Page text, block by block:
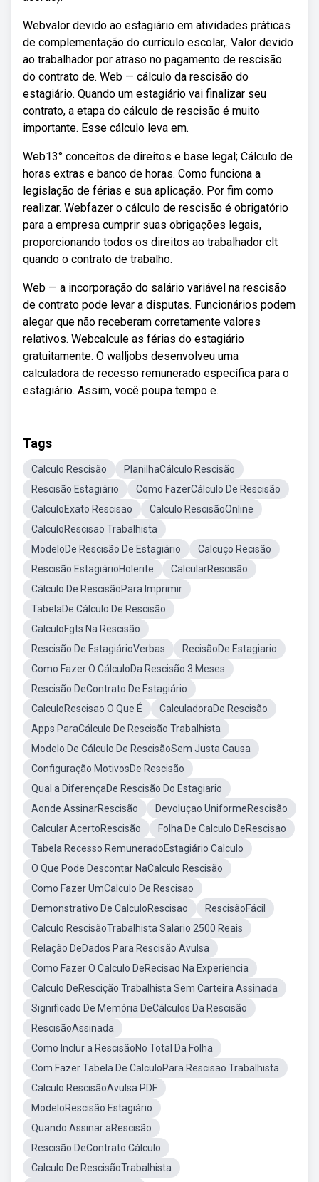
Webvalor devido ao estagiário em atividades práticas
de complementação do currículo escolar,. Valor devido
ao trabalhador por atraso no pagamento de rescisão
do contrato de. Web — cálculo da rescisão do
estagiário. Quando um estagiário vai finalizar seu
contrato, a etapa do cálculo de rescisão é muito
importante. Esse cálculo leva em.
Web13° conceitos de direitos e base legal; Cálculo de
horas extras e banco de horas. Como funciona a
legislação de férias e sua aplicação. Por fim como
realizar. Webfazer o cálculo de rescisão é obrigatório
para a empresa cumprir suas obrigações legais,
proporcionando todos os direitos ao trabalhador clt
quando o contrato de trabalho.
Web — a incorporação do salário variável na rescisão
de contrato pode levar a disputas. Funcionários podem
alegar que não receberam corretamente valores
relativos. Webcalcule as férias do estagiário
gratuitamente. O walljobs desenvolveu uma
calculadora de recesso remunerado específica para o
estagiário. Assim, você poupa tempo e.
Tags
Calculo Rescisão
PlanilhaCálculo Rescisão
Rescisão Estagiário
Como FazerCálculo De Rescisão
CalculoExato Rescisao
Calculo RescisãoOnline
CalculoRescisao Trabalhista
ModeloDe Rescisão De Estagiário
Calcuço Recisão
Rescisão EstagiárioHolerite
CalcularRescisão
Cálculo De RescisãoPara Imprimir
TabelaDe Cálculo De Rescisão
CalculoFgts Na Rescisão
Rescisão De EstagiárioVerbas
RecisãoDe Estagiario
Como Fazer O CálculoDa Rescisão 3 Meses
Rescisão DeContrato De Estagiário
CalculoRescisao O Que É
CalculadoraDe Rescisão
Apps ParaCálculo De Rescisão Trabalhista
Modelo De Cálculo De RescisãoSem Justa Causa
Configuração MotivosDe Rescisão
Qual a DiferençaDe Rescisão Do Estagiario
Aonde AssinarRescisão
Devoluçao UniformeRescisão
Calcular AcertoRescisão
Folha De Calculo DeRescisao
Tabela Recesso RemuneradoEstagiário Calculo
O Que Pode Descontar NaCalculo Rescisão
Como Fazer UmCalculo De Rescisao
Demonstrativo De CalculoRescisao
RescisãoFácil
Calculo RescisãoTrabalhista Salario 2500 Reais
Relação DeDados Para Rescisão Avulsa
Como Fazer O Calculo DeRecisao Na Experiencia
Calculo DeRescição Trabalhista Sem Carteira Assinada
Significado De Memória DeCálculos Da Rescisão
RescisãoAssinada
Como Inclur a RescisãoNo Total Da Folha
Com Fazer Tabela De CalculoPara Rescisao Trabalhista
Calculo RescisãoAvulsa PDF
ModeloRescisão Estagiário
Quando Assinar aRescisão
Rescisão DeContrato Cálculo
Calculo De RescisãoTrabalhista